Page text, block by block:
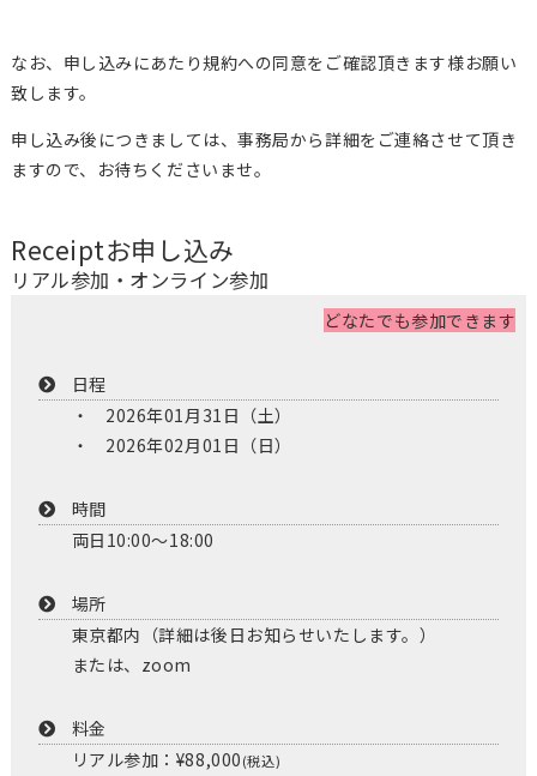
なお、申し込みにあたり規約への同意をご確認頂きます様お願い
致します。
申し込み後につきましては、事務局から詳細をご連絡させて頂き
ますので、お待ちくださいませ。
Receiptお申し込み
リアル参加・オンライン参加
どなたでも参加できます
日程
2026年01月31日（土）
2026年02月01日（日）
時間
両日10:00～18:00
場所
東京都内（詳細は後日お知らせいたします。）
または、zoom
料金
リアル参加：¥88,000(税込)